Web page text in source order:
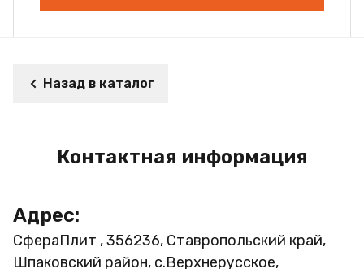
Назад в каталог
Контактная информация
Адрес:
СфераПлит , 356236, Ставропольский край,
Шпаковский район, с.Верхнерусское,